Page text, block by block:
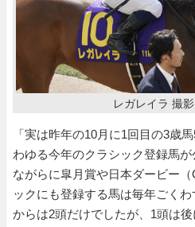
レガレイラ 撮
「実は昨年の10月に1回目の3歳
わゆる今年のクラシック登録馬
ながらに皐月賞や日本ダービー
ックにも登録する馬は毎年ごく
からは2頭だけでしたが、1頭は